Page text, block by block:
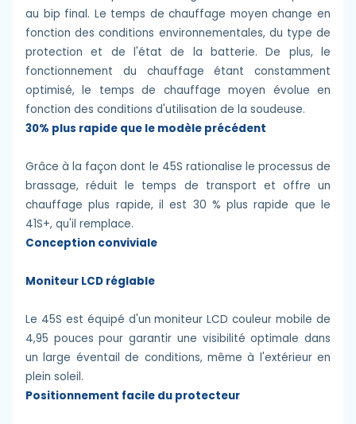
au bip final. Le temps de chauffage moyen change en
fonction des conditions environnementales, du type de
protection et de l'état de la batterie. De plus, le
fonctionnement du chauffage étant constamment
optimisé, le temps de chauffage moyen évolue en
fonction des conditions d'utilisation de la soudeuse.
30% plus rapide que le modèle précédent
Grâce à la façon dont le 45S rationalise le processus de
brassage, réduit le temps de transport et offre un
chauffage plus rapide, il est 30 % plus rapide que le
41S+, qu'il remplace.
Conception conviviale
Moniteur LCD réglable
Le 45S est équipé d'un moniteur LCD couleur mobile de
4,95 pouces pour garantir une visibilité optimale dans
un large éventail de conditions, même à l'extérieur en
plein soleil.
Positionnement facile du protecteur